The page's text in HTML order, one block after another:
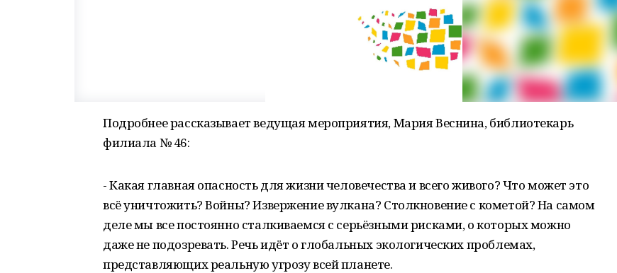
Подробнее рассказывает ведущая мероприятия, Мария Веснина, библиотекарь
филиала № 46:
- Какая главная опасность для жизни человечества и всего живого? Что может это
всё уничтожить? Войны? Извержение вулкана? Столкновение с кометой? На самом
деле мы все постоянно сталкиваемся с серьёзными рисками, о которых можно
даже не подозревать. Речь идёт о глобальных экологических проблемах,
представляющих реальную угрозу всей планете.